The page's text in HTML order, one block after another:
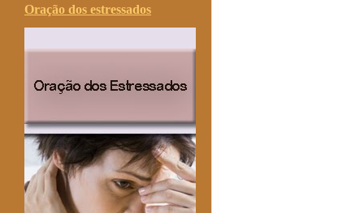
Oração dos estressados